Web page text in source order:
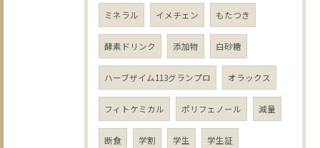
ミネラル イメチェン もたつき
酵素ドリンク 添加物 白砂糖
ハーブザイム113グランプロ オラックス
フィトケミカル ポリフェノール 減量
断食 学割 学生 学生証